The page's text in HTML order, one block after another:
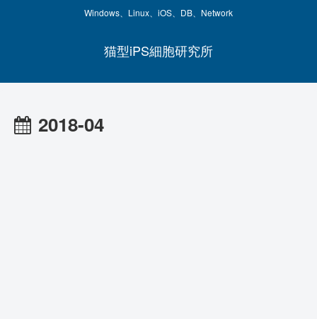
Windows、Linux、iOS、DB、Network
猫型iPS細胞研究所
2018-04